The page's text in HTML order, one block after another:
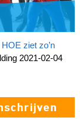
ziet zo’n
2021-02-04